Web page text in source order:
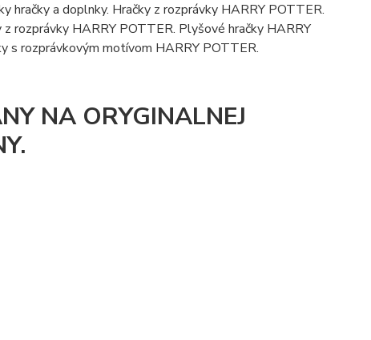
hračky a doplnky. Hračky z rozprávky HARRY POTTER.
rozprávky HARRY POTTER. Plyšové hračky HARRY
s rozprávkovým motívom HARRY POTTER.
NA ORYGINALNEJ